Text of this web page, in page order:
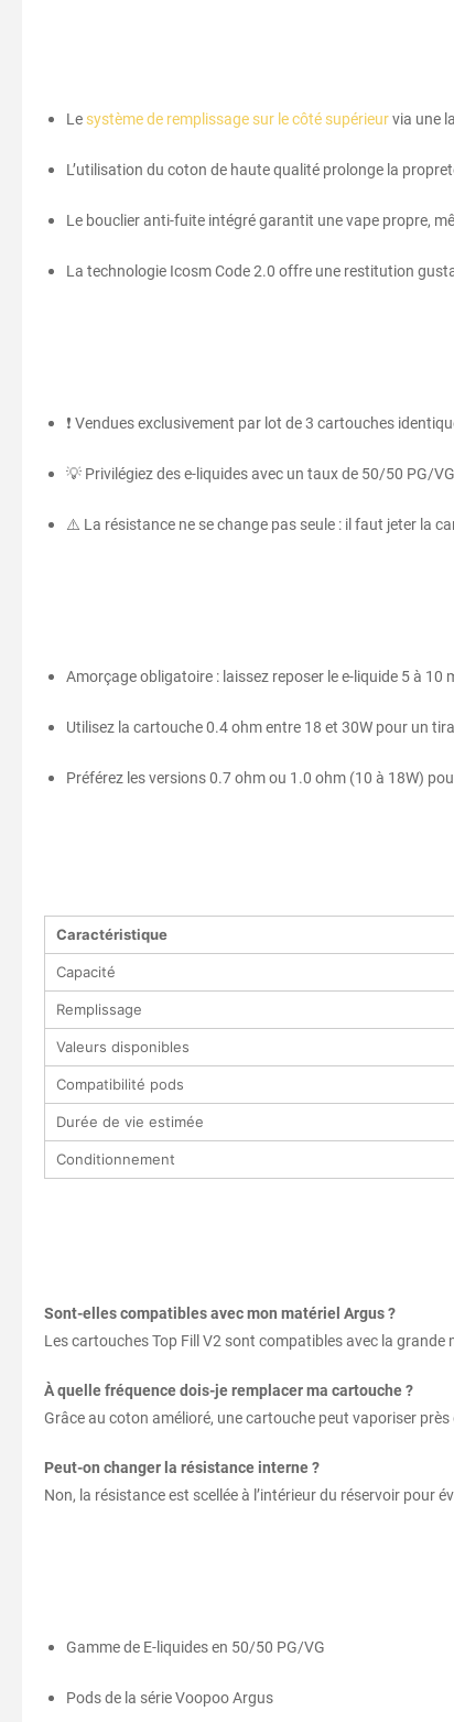
Le système de remplissage sur le côté supérieurvia une
L’utilisation du coton de haute qualité prolonge la
Le bouclier anti-fuite intégré garantit une vape propre,
La technologie Icosm Code 2.0 offre une restitution
❗ Vendues exclusivement par lot de 3 cartouches
💡 Privilégiez des e-liquides avec un taux de 50/50 PG/
⚠️ La résistance ne se change pas seule : il faut jeter la
Amorçage obligatoire : laissez reposer le e-liquide 5 à
Utilisez la cartouche 0.4 ohm entre 18 et 30W pour un
Préférez les versions 0.7 ohm ou 1.0 ohm (10 à 18W)
Caractéristique
Capacité
Remplissage
Valeurs disponibles
Compatibilité pods
Durée de vie estimée
Conditionnement
Sont-elles compatibles avec mon matériel Argus ?
Les cartouches Top Fill V2 sont compatibles avec la grande
À quelle fréquence dois-je remplacer ma cartouche ?
Grâce au coton amélioré, une cartouche peut vaporiser
Peut-on changer la résistance interne ?
Non, la résistance est scellée à l’intérieur du réservoir pour
Gamme de E-liquides en 50/50 PG/VG
Pods de la série Voopoo Argus